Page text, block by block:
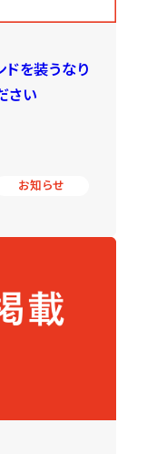
ドを装うなり
さい
お知らせ